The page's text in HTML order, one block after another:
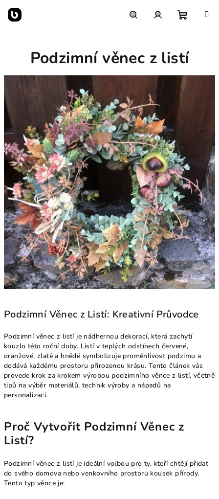
obsah
košík
Podzimní věnec z listí
Podzimní Věnec z Listí: Kreativní Průvodce
Podzimní věnec z listí je nádhernou dekorací, která zachytí
kouzlo této roční doby. Listí v teplých odstínech červené,
oranžové, zlaté a hnědé symbolizuje proměnlivost podzimu a
dodává každému prostoru přirozenou krásu. Tento článek vás
provede krok za krokem výrobou podzimního věnce z listí, včetně
tipů na výběr materiálů, technik výroby a nápadů na
personalizaci.
Proč Vytvořit Podzimní Věnec z
Listí?
Podzimní věnec z listí je ideální volbou pro ty, kteří chtějí přidat
do svého domova nebo venkovního prostoru kousek přírody.
Tento typ věnce je: